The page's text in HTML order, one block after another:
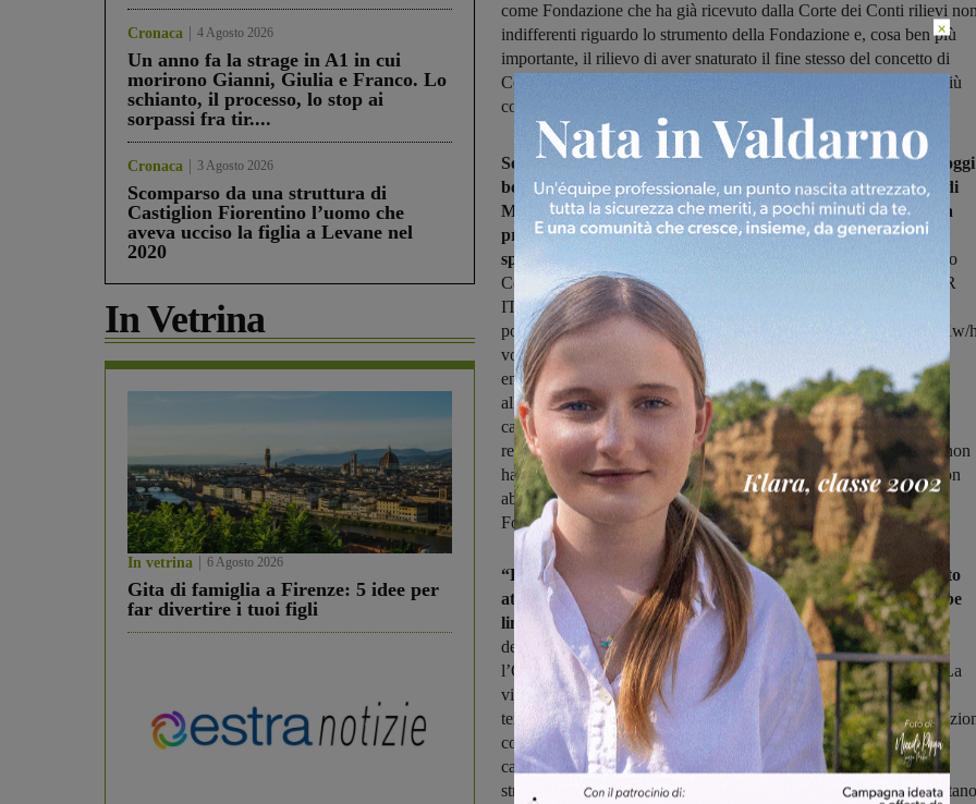
Cronaca 4 Agosto 2026
Un anno fa la strage in A1 in cui
morirono Gianni, Giulia e Franco. Lo
schianto, il processo, lo stop ai
sorpassi fra tir....
Cronaca 3 Agosto 2026
Scomparso da una struttura di
Castiglion Fiorentino l’uomo che
aveva ucciso la figlia a Levane nel
2020
In Vetrina
In vetrina 6 Agosto 2026
Gita di famiglia a Firenze: 5 idee per
far divertire i tuoi figli
come Fondazione che ha già ricevuto dalla Corte dei Conti rilievi non
indifferenti riguardo lo strumento della Fondazione e, cosa ben più
importante, il rilievo di aver snaturato il fine stesso del concetto di
Comunità e condivisione attraverso una Fondazione che appare più
come oggetto speculativo che sociale”.
Secondo AVS inoltre, “benché le adesioni non manchino, ad oggi
ben pochi sono stati i KW/H prodotti all’interno del comune di
Montevarchi e ancora meno i kW/h che ricadono sulla cabina
primaria, discrimine necessario per autorizzare l’incentivo
spettante. Come AVS ricordiamo bene cosa fu detto nel Consiglio
Comunale aperto dedicato alla costituzione della Fondazione CER
ITALIA, in special modo come la produzione nei fine settimana
potesse essere a beneficio delle famiglie montevarchine, allora i Kw/h
volavano ed atterravano come se si stesse costruendo un paradiso
energetico. Vorremmo chiedere quanti kW/h vengono prodotti
all’interno del comune di Montevarchi, quanti kW/h cadono sulla
cabina primaria, qual è l’importo dell’incentivo e come viene
redistribuito, anzi abbiamo notizie che la Fondazione CER Italia non
ha dalla sua costituzione comunicato niente ai propri aderenti e non
abbiamo notizie riguardo ad eventuali riunioni degli aderenti alla
Fondazione”.
“La transizione – continua AVS – non si può misurare soltanto
attraverso una Comunità Energetica Rinnovabile, risulterebbe
limitato e non onesto.Cosa è stato fatto per l’abbattimento
dell’inquinamento da idrocarburi, primo responsabile secondo
l’Organizzazione Mondiale della Sanità di alcuni tipi di tumore? La
viabilità è la solita da dieci anni, niente è stato fatto per dotare il
territorio di una mobilità sostenibile, al contrario
continua a sostenere la scelta di fare passare un’importante arteria
carrabile all’interno di un quartiere di Montevarchi dove insistono
strutture sportive che proprio per loro natura dovrebbero stare lontano
×